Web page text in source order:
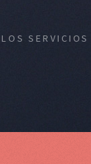
SERVICIOS